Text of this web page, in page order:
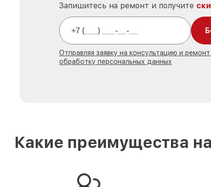
Запишитесь на ремонт и получите
Отправляя заявку на консультацию и
обработку персональных данных
Какие преимущества